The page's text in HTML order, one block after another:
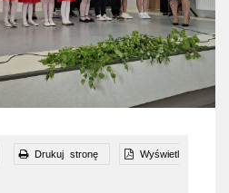
Drukuj stronę Wyświetl